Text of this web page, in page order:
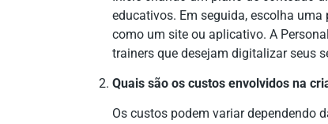
educativos. Em seguida, escolha
como um site ou aplicativo. A
trainers que desejam digitalizar seus
Quais são os custos envolvidos na
Os custos podem variar dependendo